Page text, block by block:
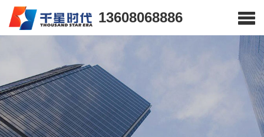
13608068886